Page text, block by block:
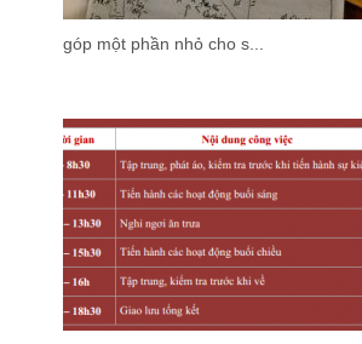
góp một phần nhỏ cho s...